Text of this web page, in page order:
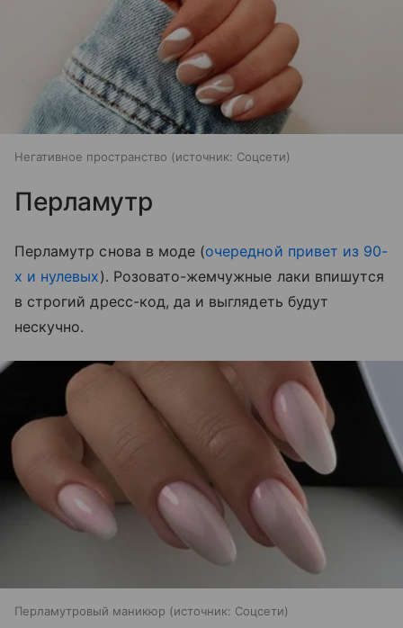
Негативное пространство источник: Соцсети
Перламутр
Перламутр снова в моде (очередной привет из 90-
х и нулевых). Розовато-жемчужные лаки впишутся
в строгий дресс-код, да и выглядеть будут
нескучно.
Перламутровый маникюр источник: Соцсети